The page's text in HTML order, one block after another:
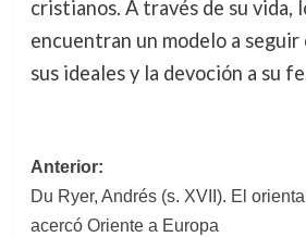
cristianos. A través de su vida,
encuentran un modelo a seguir
sus ideales y la devoción a su
Navegación
de
Anterior:
Du Ryer, Andrés (s. XVII). El
acercó Oriente a Europa